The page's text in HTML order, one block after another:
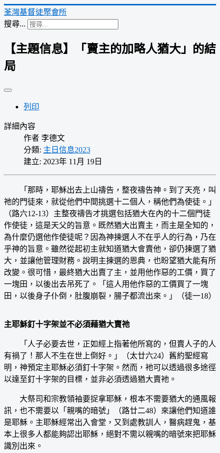
荃灣基督徒聚會所
搜尋...
【主題信息】「賣主的加略人猶大」的結
局
列印
詳細內容
作者 李德文
分類: 主日信息2023
建立: 2023年 11月 19日
「那時，耶穌出去上山禱告，整夜禱告神。到了天亮，叫
祂的門徒來，就從他們中間挑選十二個人，稱他們為使徒。」
（路六12-13）主整夜禱告才挑選包括猶大在內的十二個門徒
作使徒，這是天父的旨意。既然猶大出賣主，而主是全知的，
為什麼仍選他作使徒呢？因為神揀選人不在乎人的行為，乃在
乎神的旨意。雖然從起初主就知道猶大會賣他，卻仍揀選了猶
大，並讓他管理財務。說明主揀選的恩典，也盼望猶大能有所
改變。很可惜，最終猶大出賣了主，並用他作惡的工價，買了
一塊田，以後出去吊死了。「這人用他作惡的工價買了一塊
田，以後身子仆倒，肚腹崩裂，腸子都流出來。」（徒一18）
主耶穌釘十字架並不必須藉猶大賣祂
「人子必要去世，正如經上指著他所寫的，但賣人子的人
有禍了！那人不生在世上倒好。」（太廿六24）舊約聖經寫
明，神預定主耶穌必須釘十字架。然而，衪可以透過很多途徑
以達至釘十字架的目標，並非必須透過猶大賣衪。
大祭司和宗教領袖要捉拿耶穌，根本不需要猶大的通風報
訊，也不需要以「親嘴的暗號」（路廿二48）來讓他們知道誰
是耶穌。主耶穌經常出入會堂，又到處教訓人，醫病趕鬼，基
本上很多人都能夠認出耶穌，絕對不需以親嘴的暗號來把耶穌
識別出來。